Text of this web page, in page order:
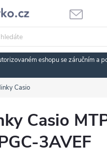
eshopu se záručním a
Casio
Casio
3AVEF